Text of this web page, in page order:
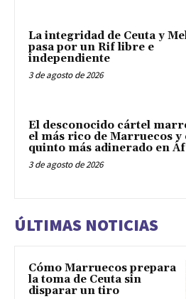
La integridad de Ceuta y
pasa por un Rif libre e
independiente
3 de agosto de 2026
El desconocido cártel
el más rico de Marruecos y
quinto más adinerado en
3 de agosto de 2026
ÚLTIMAS NOTICIAS
Cómo Marruecos prepara
la toma de Ceuta sin
disparar un tiro